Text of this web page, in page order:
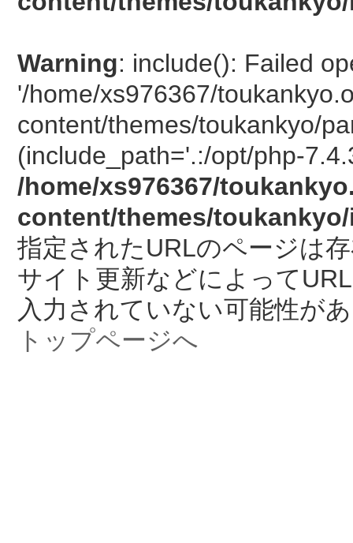
Warning: include(): Failed
'/home/xs976367/
content/themes/toukankyo/
(include_path='.:/opt/php-
/home/xs976367/
content/themes/
指定されたURLのページは
サイト更新などによって
入力されていない可能性が
トップページへ